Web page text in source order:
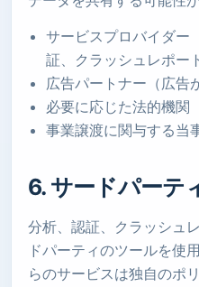
サービスプロバイダー
証、クラッシュレポー
広告パートナー（広告
必要に応じた法的機関
事業譲渡に関与する当
6. サードパーテ
分析、認証、クラッシュ
ドパーティのツールを使
らのサービスは独自のポ